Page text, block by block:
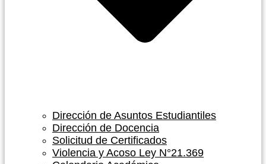
Dirección de Asuntos Estudiantiles
Dirección de Docencia
Solicitud de Certificados
Violencia y Acoso Ley N°21.369